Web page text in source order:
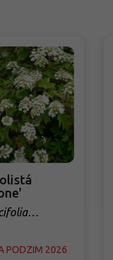
PODZIM 2026